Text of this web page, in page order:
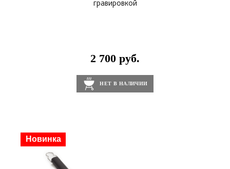
гравировкой
2 700 руб.
НЕТ В НАЛИЧИИ
Скидка
Новинка